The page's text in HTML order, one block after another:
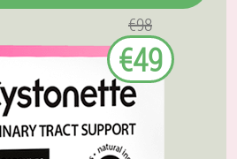
€98
€49